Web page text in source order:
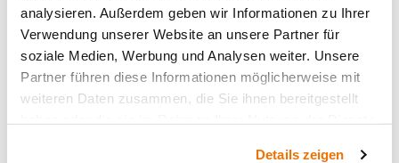
analysieren. Außerdem geben wir Informationen zu Ihrer
Verwendung unserer Website an unsere Partner für
soziale Medien, Werbung und Analysen weiter. Unsere
Partner führen diese Informationen möglicherweise mit
weiteren Daten zusammen, die Sie ihnen bereitgestellt
Details zeigen